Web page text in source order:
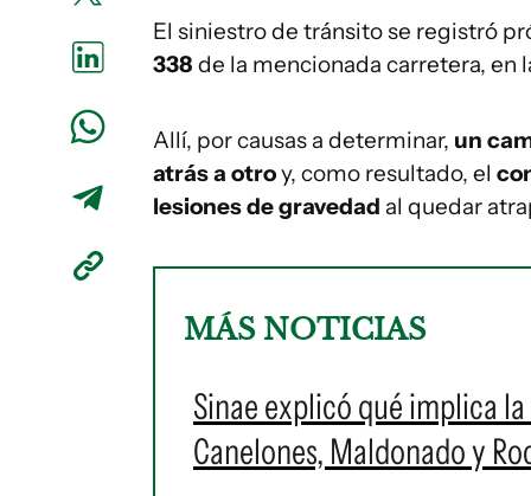
El siniestro de tránsito se registró
338 de la mencionada carretera, en
Allí, por causas a determinar, un
atrás a otroy, como resultado, el
lesiones de gravedad al quedar
MÁS NOTICIAS
Sinae explicó qué implica
Canelones, Maldonado y